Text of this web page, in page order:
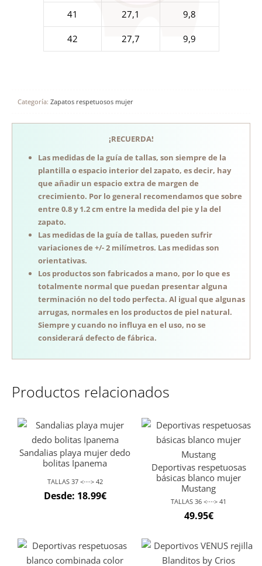
41 27,1 9,8
42 27,7 9,9
Categoría: Zapatos respetuosos mujer
¡RECUERDA!
Las medidas de la guía de tallas, son siempre de la
plantilla o espacio interior del zapato, es decir, hay
que añadir un espacio extra de margen de
crecimiento. Por lo general recomendamos que sobre
entre 0.8 y 1.2 cm entre la medida del pie y la del
zapato.
Las medidas de la guía de tallas, pueden sufrir
variaciones de +/- 2 milímetros. Las medidas son
orientativas.
Los productos son fabricados a mano, por lo que es
totalmente normal que puedan presentar alguna
terminación no del todo perfecta. Al igual que algunas
arrugas, normales en los productos de piel natural.
Siempre y cuando no influya en el uso, no se
considerará defecto de fábrica.
Productos relacionados
Sandalias playa mujer dedo
bolitas Ipanema
TALLAS 37 <····> 42
Desde: 18.99€
Deportivas respetuosas
básicas blanco mujer
Mustang
TALLAS 36 <····> 41
49.95€